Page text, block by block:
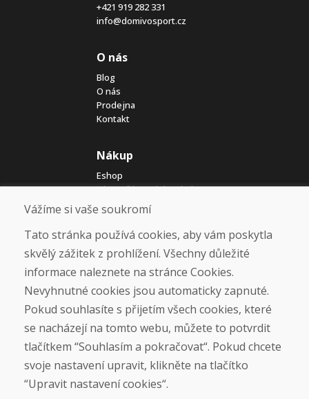
+421 919 282 331
info@domivosport.cz
O nás
Blog
O nás
Prodejna
Kontakt
Nákup
Eshop
Jak posíláme elektrokola
Obchodní podmínky
Doprava
Platba
Vrácení a výměna zboží
Ochrana osobních údajů
Cookies
Sociální sítě
Vážíme si vaše soukromí
Tato stránka používá cookies, aby vám poskytla
skvělý zážitek z prohlížení. Všechny důležité
informace naleznete na stránce Cookies.
Nevyhnutné cookies jsou automaticky zapnuté.
Pokud souhlasíte s přijetím všech cookies, které
se nacházejí na tomto webu, můžete to potvrdit
tlačítkem “Souhlasím a pokračovat“. Pokud chcete
svoje nastavení upravit, klikněte na tlačítko
“Upravit nastavení cookies“.